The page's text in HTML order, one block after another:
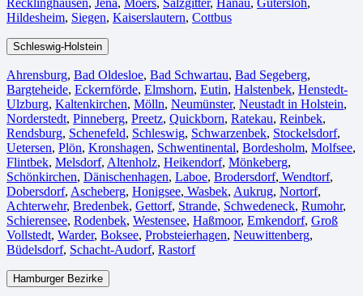
Hildesheim⁠, Siegen⁠, Kaiserslautern⁠, Cottbus⁠
Schleswig-Holstein
Ahrensburg, Bad Oldesloe, Bad Schwartau, Bad Segeberg,
Bargteheide, Eckernförde, Elmshorn, Eutin, Halstenbek, Henstedt-
Ulzburg, Kaltenkirchen, Mölln, Neumünster, Neustadt in Holstein,
Norderstedt, Pinneberg, Preetz, Quickborn, Ratekau, Reinbek,
Rendsburg, Schenefeld, Schleswig, Schwarzenbek, Stockelsdorf,
Uetersen, Plön, Kronshagen, Schwentinental, Bordesholm, Molfsee,
Flintbek, Melsdorf, Altenholz, Heikendorf, Mönkeberg,
Schönkirchen, Dänischenhagen, Laboe, Brodersdorf, Wendtorf,
Dobersdorf, Ascheberg, Honigsee, Wasbek, Aukrug, Nortorf,
Achterwehr, Bredenbek, Gettorf, Strande, Schwedeneck, Rumohr,
Schierensee, Rodenbek, Westensee, Haßmoor, Emkendorf, Groß
Vollstedt, Warder, Boksee, Probsteierhagen, Neuwittenberg,
Büdelsdorf, Schacht-Audorf, Rastorf
Hamburger Bezirke